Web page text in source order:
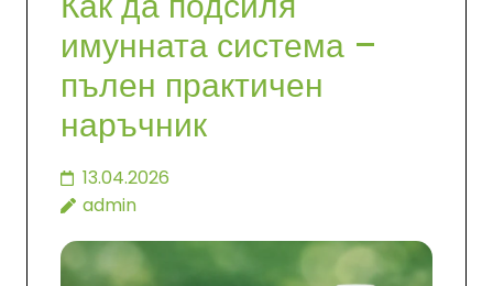
имунната система –
пълен практичен
наръчник
13.04.2026
admin